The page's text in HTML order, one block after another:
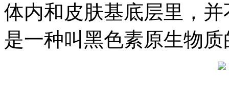
体内和皮肤基底层里，
是一种叫黑色素原生物